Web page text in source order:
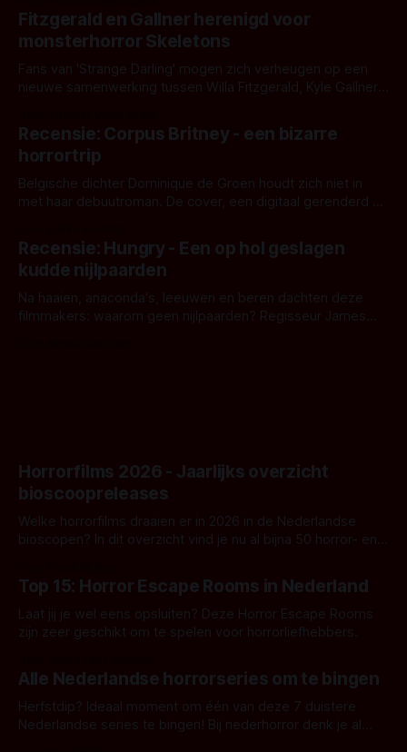
kille stijl vol folklore en mythe. Het topic deze keer is (kon
het het al raden?)... de weerwolf. Kijk je mee?
Fitzgerald en Gallner herenigd voor
monsterhorror Skeletons
Fans van 'Strange Darling' mogen zich verheugen op een
nieuwe samenwerking tussen Willa Fitzgerald, Kyle Gallner
'Skeletons', een nieuwe creature feature waarvoor de
opnames zijn gestart in Australië.
Recensie: Corpus Britney - een bizarre
horrortrip
Belgische dichter Dominique de Groen houdt zich niet in
met haar debuutroman. De cover, een digitaal gerenderd en
achtergrond, belooft iets kleurrijks maar onheilspellends,
iets ongrijpbaars. En dat maakt De Groen met ieder woord
waar.
Recensie: Hungry - Een op hol geslagen
kudde nijlpaarden
Na haaien, anaconda's, leeuwen en beren dachten deze
filmmakers: waarom geen nijlpaarden? Regisseur James
Horrorfilms 2026 - Jaarlijks overzicht
bioscoopreleases
Welke horrorfilms draaien er in 2026 in de Nederlandse
bioscopen? In dit overzicht vind je nu al bijna 50 horror- en
Top 15: Horror Escape Rooms in Nederland
Laat jij je wel eens opsluiten? Deze Horror Escape Rooms
zijn zeer geschikt om te spelen voor horrorliefhebbers.
Alle Nederlandse horrorseries om te bingen
Herfstdip? Ideaal moment om één van deze 7 duistere
Nederlandse series te bingen! Bij nederhorror denk je al